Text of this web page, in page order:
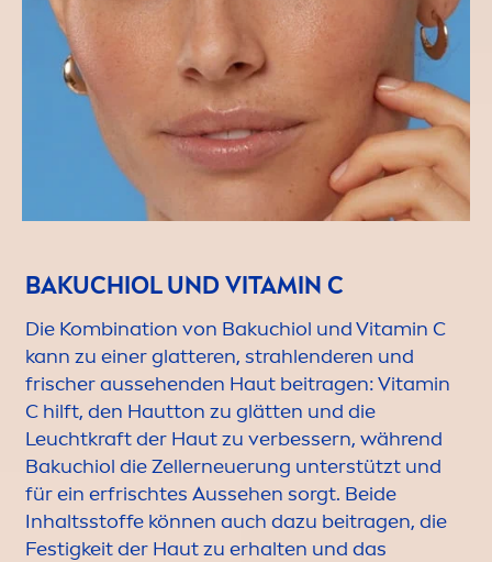
BAKUCHIOL UND VITAMIN C
Die Kombination von Bakuchiol undVitamin C
kann zu einer glatteren, strahlenderen und
frischer aussehenden Haut beitragen:Vitamin
C hilft, den Hautton zu glätten und die
Leuchtkraft der Haut zu verbessern, während
Bakuchiol die Zellerneuerung unterstützt und
für ein erfrischtes Aussehen sorgt. Beide
Inhaltsstoffe können auch dazu beitragen, die
Festigkeit der Haut zu erhalten und das